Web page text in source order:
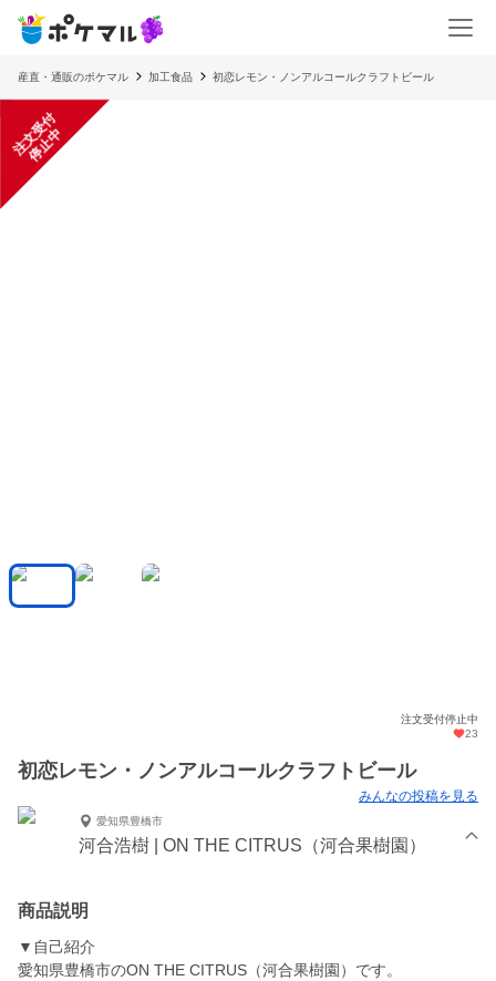
産直・通販のポケマル 加工食品 初恋レモン・ノンアルコールクラフトビール
注
文
受
付
停
止
中
注文受付停止中
23
初恋レモン・ノンアルコールクラフトビール
みんなの投稿を見る
愛知県豊橋市
河合浩樹 | ON THE CITRUS（河合果樹園）
商品説明
▼自己紹介
愛知県豊橋市のON THE CITRUS（河合果樹園）です。